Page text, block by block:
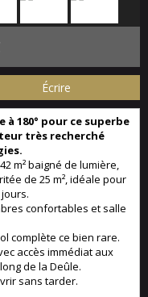
Écrire
180° pour ce superbe
très recherché
m² baigné de lumière,
de 25 m², idéale pour
confortables et salle
complète ce bien rare.
accès immédiat aux
de la Deûle.
sans tarder.